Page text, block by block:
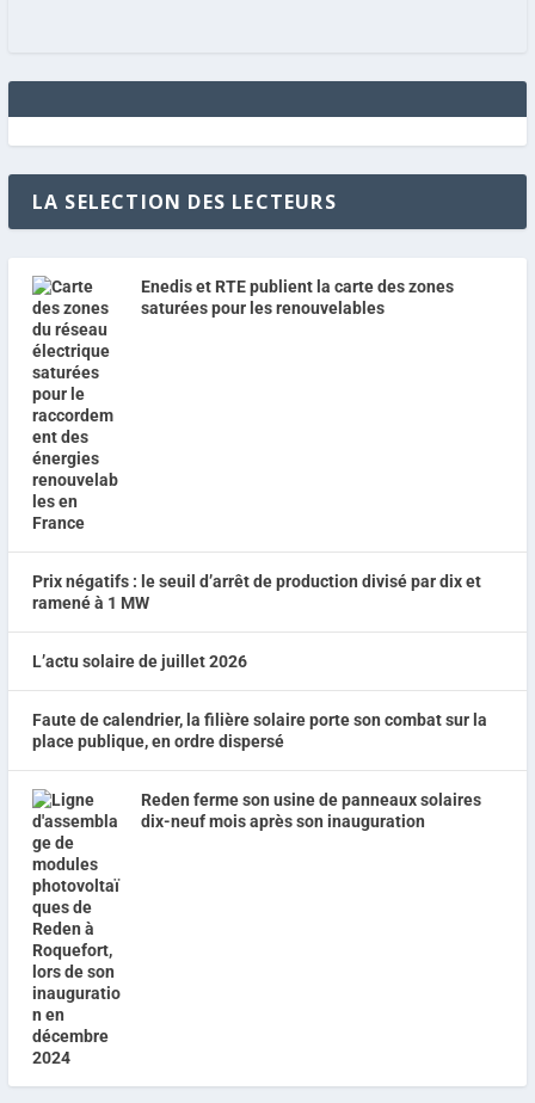
LA SELECTION DES LECTEURS
Enedis et RTE publient la carte des zones
saturées pour les renouvelables
Prix négatifs : le seuil d’arrêt de production divisé par dix et
ramené à 1 MW
L’actu solaire de juillet 2026
Faute de calendrier, la filière solaire porte son combat sur la
place publique, en ordre dispersé
Reden ferme son usine de panneaux solaires
dix-neuf mois après son inauguration